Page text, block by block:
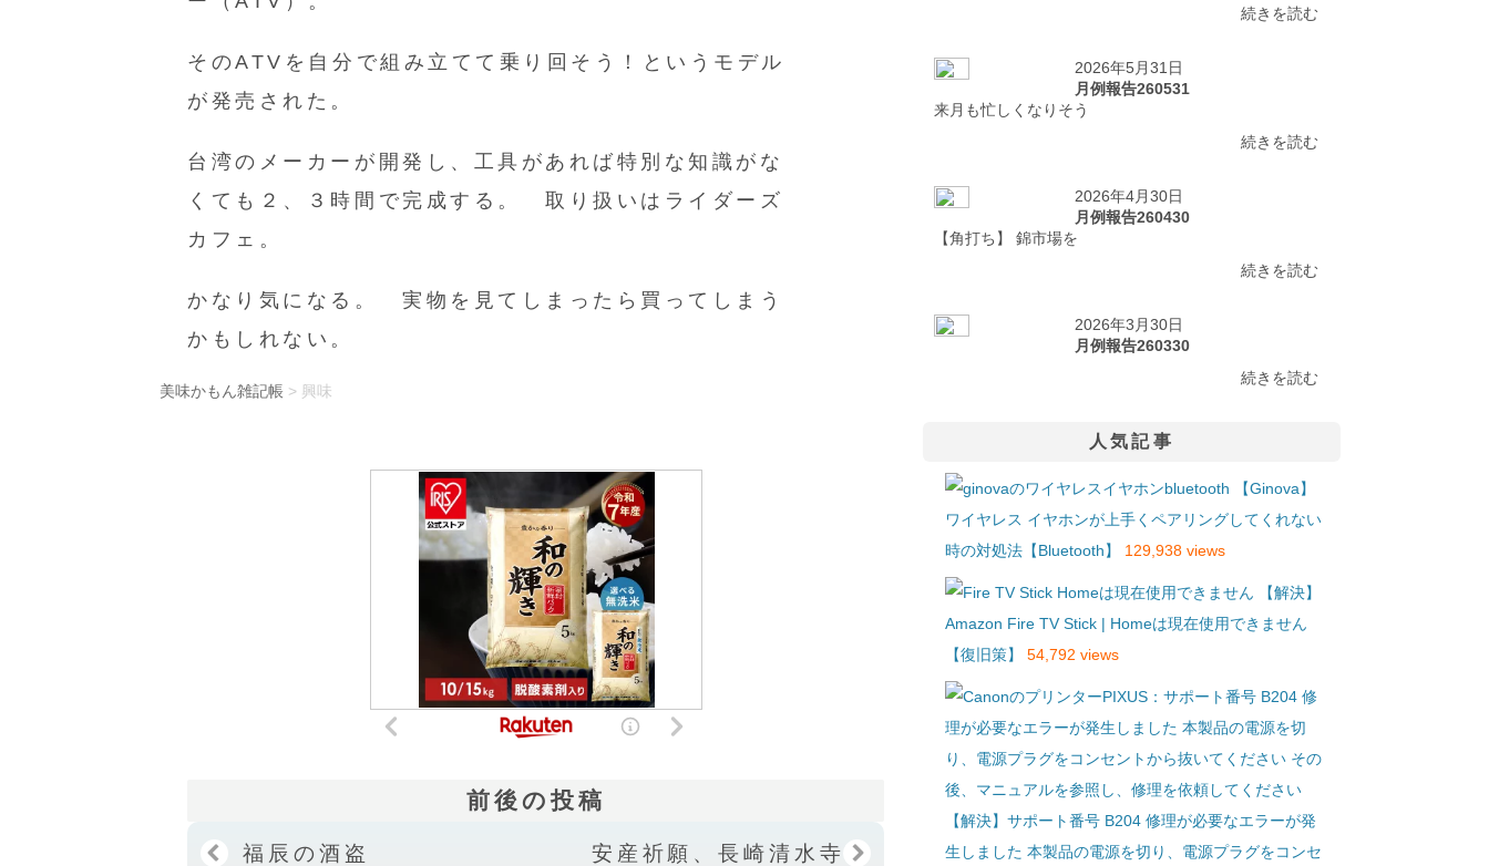
そのATVを自分で組み立てて乗り回そう！というモデル
が発売された。
台湾のメーカーが開発し、工具があれば特別な知識がな
くても２、３時間で完成する。 取り扱いはライダーズ
カフェ。
かなり気になる。 実物を見てしまったら買ってしまう
かもしれない。
美味かもん雑記帳 > 興味
前後の投稿
福辰の酒盗 安産祈願、長崎清水寺
続きを読む
2026年5月31日
月例報告260531
来月も忙しくなりそう
続きを読む
2026年4月30日
月例報告260430
【角打ち】 錦市場を
続きを読む
2026年3月30日
月例報告260330
続きを読む
人気記事
【Ginova】
ワイヤレス イヤホンが上手くペアリングしてくれない
時の対処法【Bluetooth】
129,938 views
【解決】
Amazon Fire TV Stick | Homeは現在使用できません
【復旧策】
54,792 views
【解決】サポート番号 B204 修理が必要なエラーが発
生しました 本製品の電源を切り、電源プラグをコンセ